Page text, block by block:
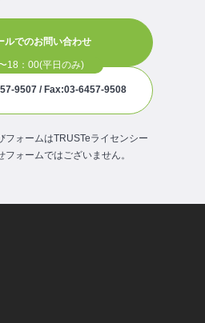
ルでのお問い合わせ
9507 / Fax:03-6457-9508
フォームはTRUSTeライセンシー
ォームではございません。